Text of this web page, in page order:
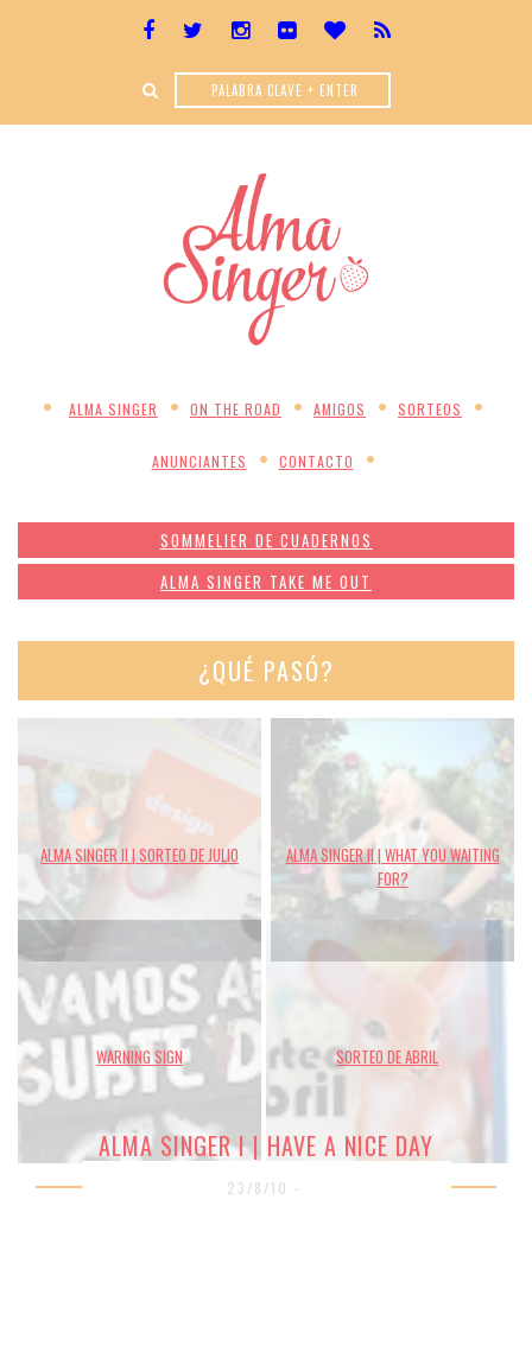
ALMA SINGER ON THE ROAD AMIGOS SORTEOS
ANUNCIANTES CONTACTO
SOMMELIER DE CUADERNOS
ALMA SINGER TAKE ME OUT
¿QUÉ PASÓ?
ALMA SINGER II | SORTEO DE JULIO
ALMA SINGER II | WHAT YOU WAITING
FOR?
WARNING SIGN SORTEO DE ABRIL
ALMA SINGER I | HAVE A NICE DAY
23/8/10 -